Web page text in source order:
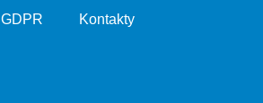
GDPR Kontakty